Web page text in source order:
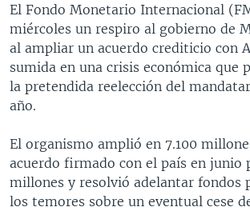
PANORAMA
ESTADOS UNIDOS AL DÍA
EL MUNDO AL DÍA [RADIO]
FORO [RADIO]
DEPORTIVO INTERNACIONAL
ENTRETENIMIENTO
SÍGANOS
El Fondo Monetario Internacional
miércoles un respiro al gobierno de
al ampliar un acuerdo crediticio con
sumida en una crisis económica que
la pretendida reelección del
año.
El organismo amplió en 7.100
acuerdo firmado con el país en junio
millones y resolvió adelantar fondos
los temores sobre un eventual cese